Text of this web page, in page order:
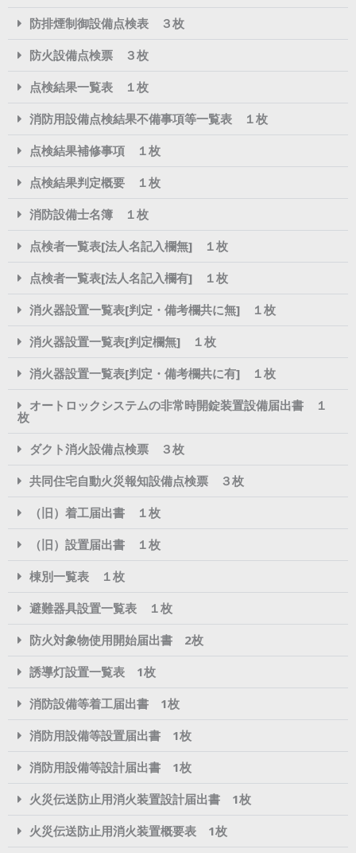
防排煙制御設備点検表 ３枚
防火設備点検票 ３枚
点検結果一覧表 １枚
消防用設備点検結果不備事項等一覧表 １枚
点検結果補修事項 １枚
点検結果判定概要 １枚
消防設備士名簿 １枚
点検者一覧表[法人名記入欄無] １枚
点検者一覧表[法人名記入欄有] １枚
消火器設置一覧表[判定・備考欄共に無] １枚
消火器設置一覧表[判定欄無] １枚
消火器設置一覧表[判定・備考欄共に有] １枚
オートロックシステムの非常時開錠装置設備届出書 １
枚
ダクト消火設備点検票 ３枚
共同住宅自動火災報知設備点検票 ３枚
（旧）着工届出書 １枚
（旧）設置届出書 １枚
棟別一覧表 １枚
避難器具設置一覧表 １枚
防火対象物使用開始届出書 2枚
誘導灯設置一覧表 1枚
消防設備等着工届出書 1枚
消防用設備等設置届出書 1枚
消防用設備等設計届出書 1枚
火災伝送防止用消火装置設計届出書 1枚
火災伝送防止用消火装置概要表 1枚